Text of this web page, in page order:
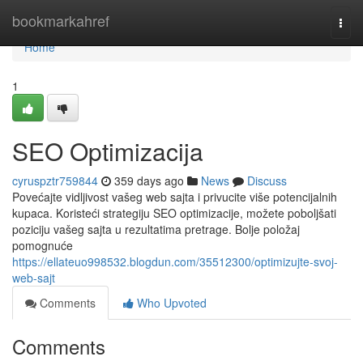
bookmarkahref
Home
Home
1
SEO Optimizacija
cyruspztr759844 359 days ago News
Discuss
Povećajte vidljivost vašeg web sajta i privucite više potencijalnih
kupaca. Koristeći strategiju SEO optimizacije, možete poboljšati
poziciju vašeg sajta u rezultatima pretrage. Bolje položaj
pomognuće
https://ellateuo998532.blogdun.com/35512300/optimizujte-svoj-
web-sajt
Comments
Who Upvoted
Comments